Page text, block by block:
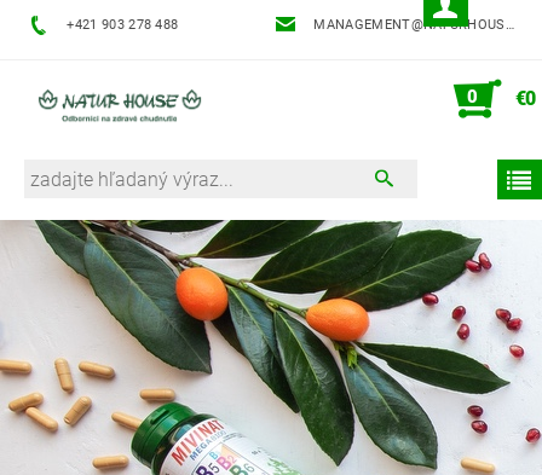
+421 903 278 488 MANAGEMENT@NATURHOUSE.SK
0 €0